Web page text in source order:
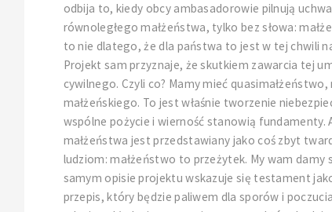
odbija to, kiedy obcy ambasadorowie pilnują
równoległego małżeństwa, tylko bez słowa:
to nie dlatego, że dla państwa to jest w tej chwili
Projekt sam przyznaje, że skutkiem zawarcia tej
cywilnego. Czyli co? Mamy mieć
małżeńskiego. To jest właśnie tworzenie
wspólne pożycie i wierność stanowią fundamenty.
małżeństwa jest przedstawiany jako coś zbyt
ludziom: małżeństwo to przeżytek. My wam
samym opisie projektu wskazuje się testament
przepis, który będzie paliwem dla sporów i